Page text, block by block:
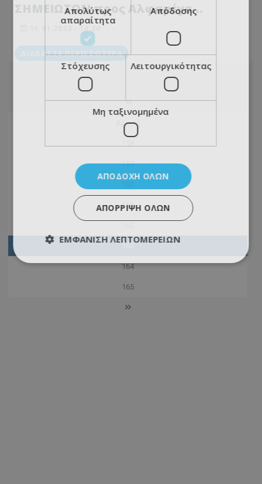
ΣΗΜΕΙΩΤΟΝ προς Αλφαμέγα...
11.01.2023 - 18:30
ΔΙΑΒΆΣΤΕ ΠΕΡΙΣΣΌΤΕΡΑ
Αρχική
159
161
164
165
Απολύτως
απαραίτητα
Απόδοσης
Στόχευσης Λειτουργικότητας
Μη ταξινομημένα
ΑΠΟΔΟΧΉ ΌΛΩΝ
ΑΠΌΡΡΙΨΗ ΌΛΩΝ
ΕΜΦΆΝΙΣΗ ΛΕΠΤΟΜΕΡΕΙΏΝ